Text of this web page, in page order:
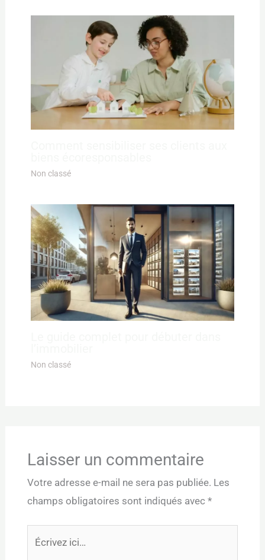
Non classé
Non classé
Laisser un commentaire
Votre adresse e-mail ne sera pas publiée. Les
champs obligatoires sont indiqués avec *